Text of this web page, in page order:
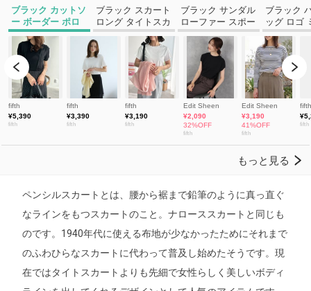
ペンシルスカートとは、腰から裾まで鉛筆のように真っ直ぐ
なラインをもつスカートのこと。ナローススカートと同じも
のです。1940年代に使える布地が少なかったためにそれまで
のふわひらなスカートに代わって普及し始めたそうです。現
在ではタイトスカートよりも先細で女性らしく美しいボディ